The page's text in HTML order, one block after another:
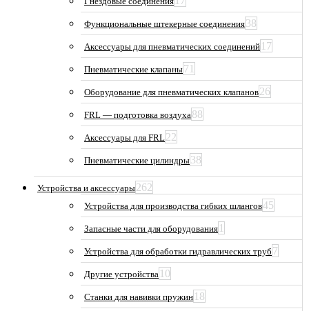
Функциональные штекерные соединения38
Аксессуары для пневматических соединений 17
Пневматические клапаны71
Оборудование для пневматических клапанов26
FRL — подготовка воздуха88
Аксессуары для FRL22
Пневматические цилиндры38
Устройства и аксессуары262
Устройства для производства гибких шлангов45
Запасные части для оборудования 1
Устройства для обработки гидравлических труб 7
Другие устройства 10
Станки для навивки пружин 18